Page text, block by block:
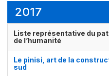
2017
Liste représentative du
de l’humanité
Le pinisi, art de la
sud